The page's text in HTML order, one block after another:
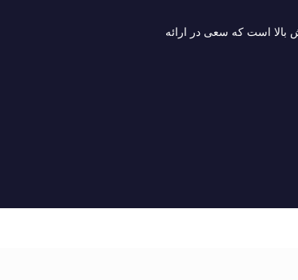
بالا است که سعی در ارائه